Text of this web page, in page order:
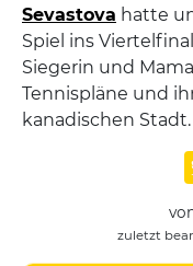
Sevastova hatte
Spiel ins
Siegerin und
Tennispläne und
kanadischen Stadt.
zuletzt